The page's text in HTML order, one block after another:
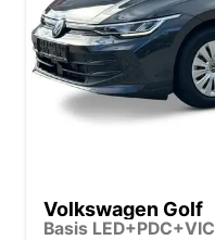
Volkswagen Golf
Basis